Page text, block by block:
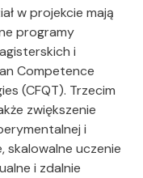
w projekcie mają
programy
i
Competence
(CFQT). Trzecim
zwiększenie
i
skalowalne uczenie
i zdalnie